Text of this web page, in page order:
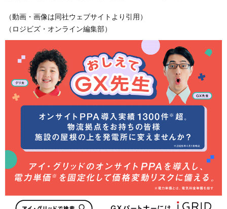
（動画・画像は同社ウェブサイトより引用）
（ロジビズ・オンライン編集部）